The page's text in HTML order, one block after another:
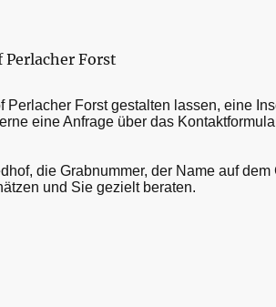
Forst
Forst gestalten lassen, eine
eine Anfrage über das
die Grabnummer, der Name auf
und Sie gezielt beraten.